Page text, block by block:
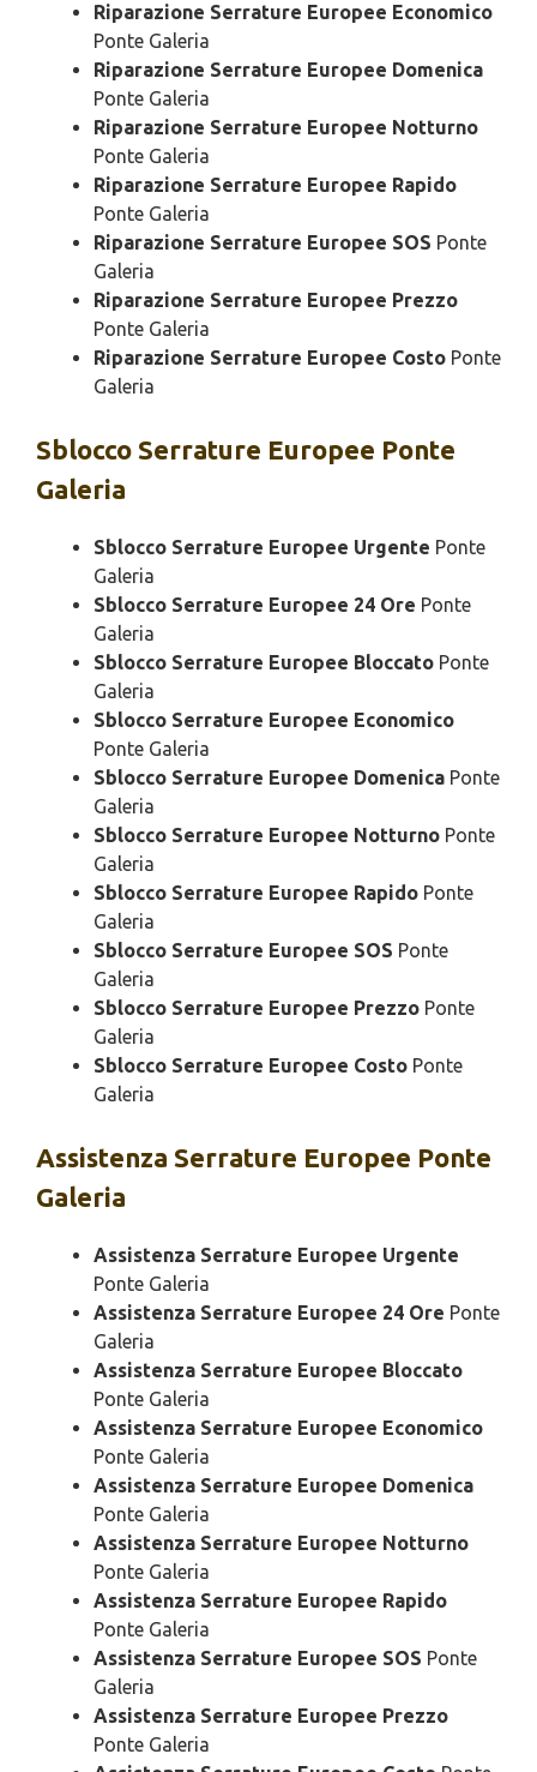
Riparazione Serrature Europee Economico
Ponte Galeria
Riparazione Serrature Europee Domenica
Ponte Galeria
Riparazione Serrature Europee Notturno
Ponte Galeria
Riparazione Serrature Europee Rapido
Ponte Galeria
Riparazione Serrature Europee SOS Ponte
Galeria
Riparazione Serrature Europee Prezzo
Ponte Galeria
Riparazione Serrature Europee Costo Ponte
Galeria
Sblocco Serrature Europee Ponte
Galeria
Sblocco Serrature Europee Urgente Ponte
Galeria
Sblocco Serrature Europee 24 Ore Ponte
Galeria
Sblocco Serrature Europee Bloccato Ponte
Galeria
Sblocco Serrature Europee Economico
Ponte Galeria
Sblocco Serrature Europee Domenica Ponte
Galeria
Sblocco Serrature Europee Notturno Ponte
Galeria
Sblocco Serrature Europee Rapido Ponte
Galeria
Sblocco Serrature Europee SOS Ponte
Galeria
Sblocco Serrature Europee Prezzo Ponte
Galeria
Sblocco Serrature Europee Costo Ponte
Galeria
Assistenza Serrature Europee Ponte
Galeria
Assistenza Serrature Europee Urgente
Ponte Galeria
Assistenza Serrature Europee 24 Ore Ponte
Galeria
Assistenza Serrature Europee Bloccato
Ponte Galeria
Assistenza Serrature Europee Economico
Ponte Galeria
Assistenza Serrature Europee Domenica
Ponte Galeria
Assistenza Serrature Europee Notturno
Ponte Galeria
Assistenza Serrature Europee Rapido
Ponte Galeria
Assistenza Serrature Europee SOS Ponte
Galeria
Assistenza Serrature Europee Prezzo
Ponte Galeria